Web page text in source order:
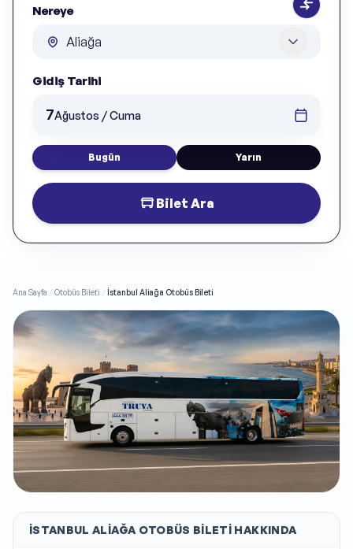
Nereye
Gidiş Tarihi
7Ağustos / Cuma
Bugün Yarın
Bilet Ara
Ana Sayfa /Otobüs Bileti /İstanbul Aliağa Otobüs Bileti
İSTANBUL ALIAĞA OTOBÜS BILETI HAKKINDA